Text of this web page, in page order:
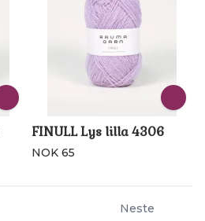
FINULL Lys lilla 4306
NOK 65
Neste